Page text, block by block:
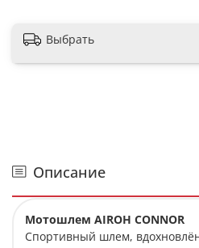
Выбрать
Описание
Мотошлем AIROH CONNOR
Спортивный шлем,